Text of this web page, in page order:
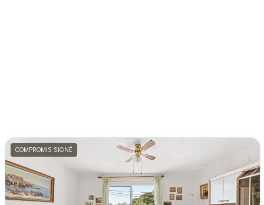
COMPROMIS SIGNÉ